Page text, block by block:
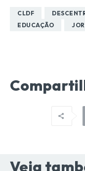
CLDF
EDUCAÇÃO
Veja